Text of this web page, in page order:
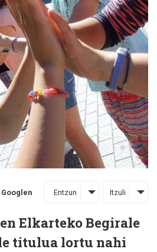
Entzun Itzuli
Elkarteko Begirale
titulua lortu nahi